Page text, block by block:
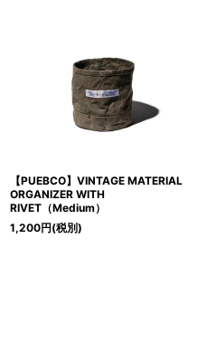
【PUEBCO】VINTAGE MATERIAL
ORGANIZER WITH
RIVET（Medium）
1,200円(税別)